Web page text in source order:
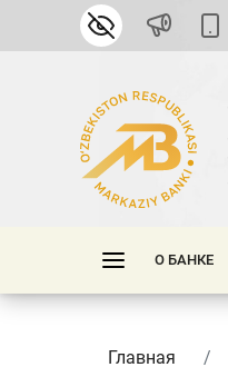
О БАНКЕ
Главная